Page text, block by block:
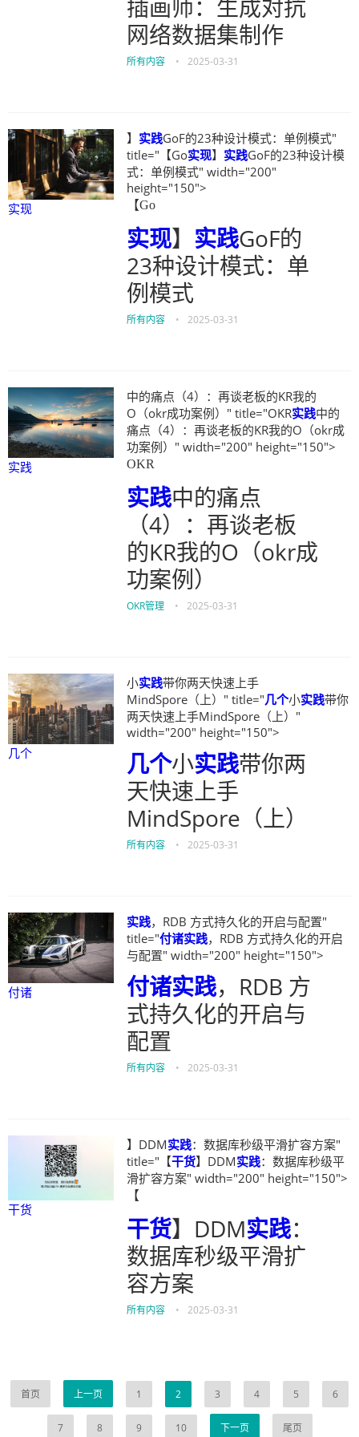
插画师：生成对抗
网络数据集制作
所有内容 • 2025-03-31
实现
】 实践GoF的23种设计模式：单例模式"
title="【Go实现】 实践GoF的23种设计模
式：单例模式" width="200"
height="150">
【Go
实现】 实践GoF的
23种设计模式：单
例模式
所有内容 • 2025-03-31
实践
中的痛点（4）：再谈老板的KR我的
O（okr成功案例）" title="OKR实践中的
痛点（4）：再谈老板的KR我的O（okr成
功案例）" width="200" height="150">
OKR
实践中的痛点
（4）：再谈老板
的KR我的O（okr成
功案例）
OKR管理 • 2025-03-31
几个
小实践带你两天快速上手
MindSpore（上）" title="几个小实践带你
两天快速上手MindSpore（上）"
width="200" height="150">
几个小实践带你两
天快速上手
MindSpore（上）
所有内容 • 2025-03-31
付诸
实践，RDB 方式持久化的开启与配置"
title="付诸实践，RDB 方式持久化的开启
与配置" width="200" height="150">
付诸实践，RDB 方
式持久化的开启与
配置
所有内容 • 2025-03-31
干货
】DDM实践：数据库秒级平滑扩容方案"
title="【干货】DDM实践：数据库秒级平
滑扩容方案" width="200" height="150">
【
干货】DDM实践：
数据库秒级平滑扩
容方案
所有内容 • 2025-03-31
首页 上一页 1 2 3 4 5 6
7 8 9 10 下一页 尾页